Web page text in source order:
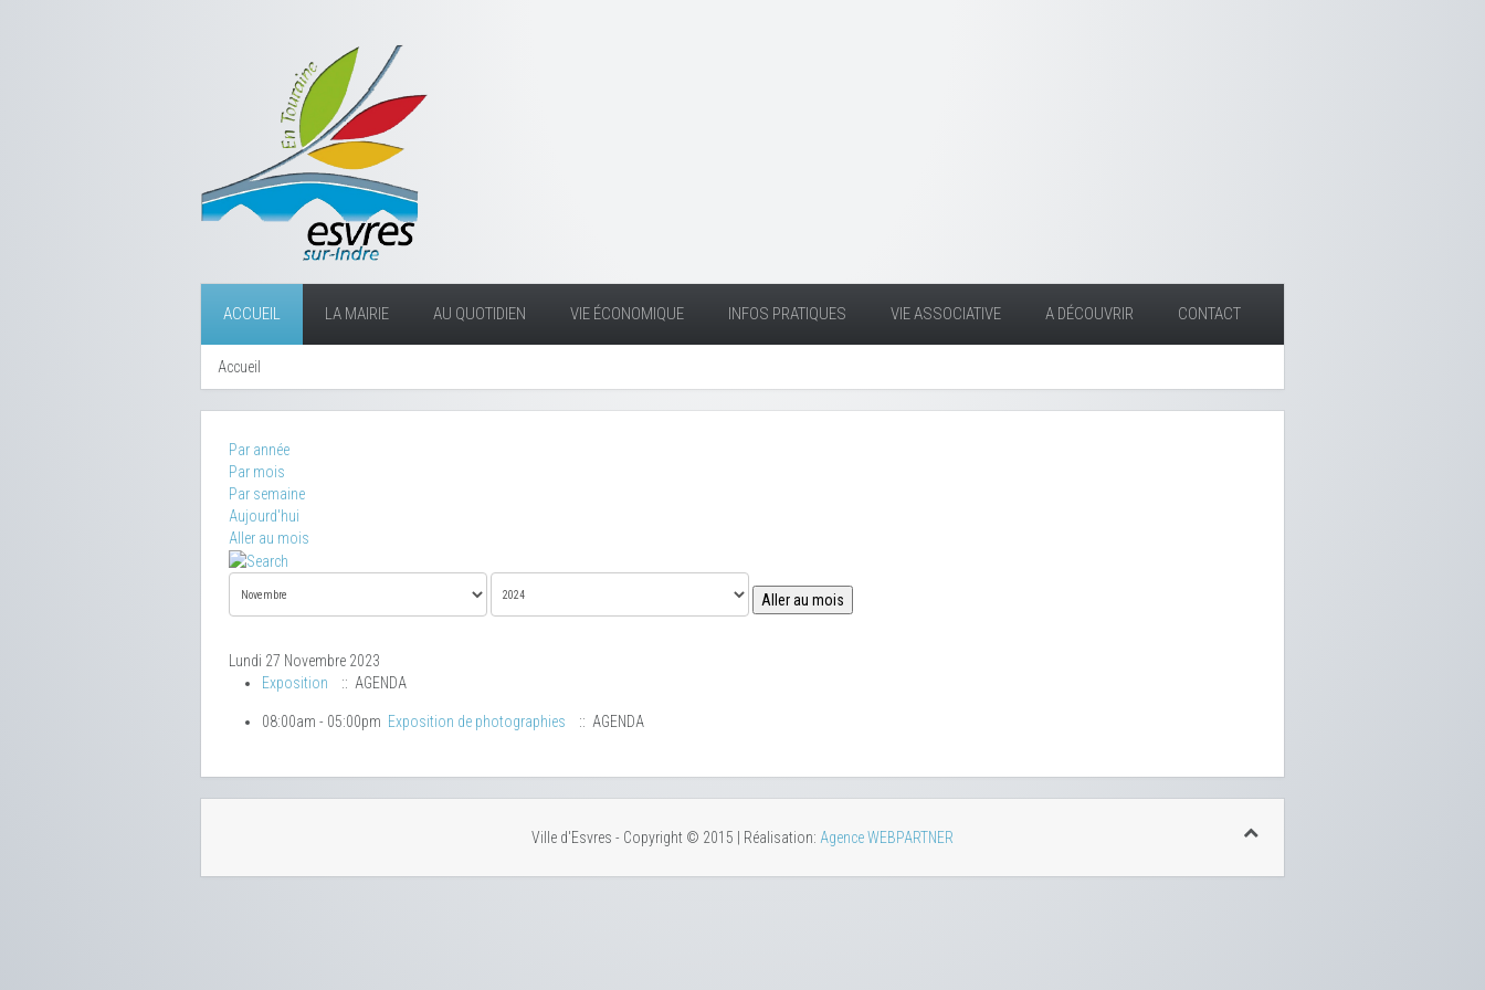
ACCUEIL LA MAIRIE AU QUOTIDIEN VIE ÉCONOMIQUE INFOS PRATIQUES VIE ASSOCIATIVE A DÉCOUVRIR CONTACT
Accueil
Par année
Par mois
Par semaine
Aujourd'hui
Aller au mois
Aller au mois
Lundi 27 Novembre 2023
Exposition
:: AGENDA
08:00am - 05:00pm Exposition de photographies :: AGENDA
Ville d'Esvres - Copyright © 2015 | Réalisation: Agence WEBPARTNER